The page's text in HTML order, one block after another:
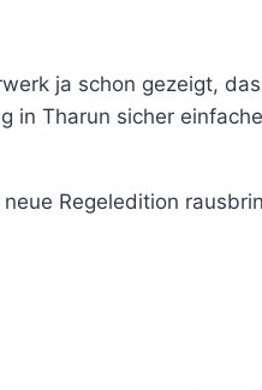
ja schon gezeigt,
Tharun sicher
Regeledition